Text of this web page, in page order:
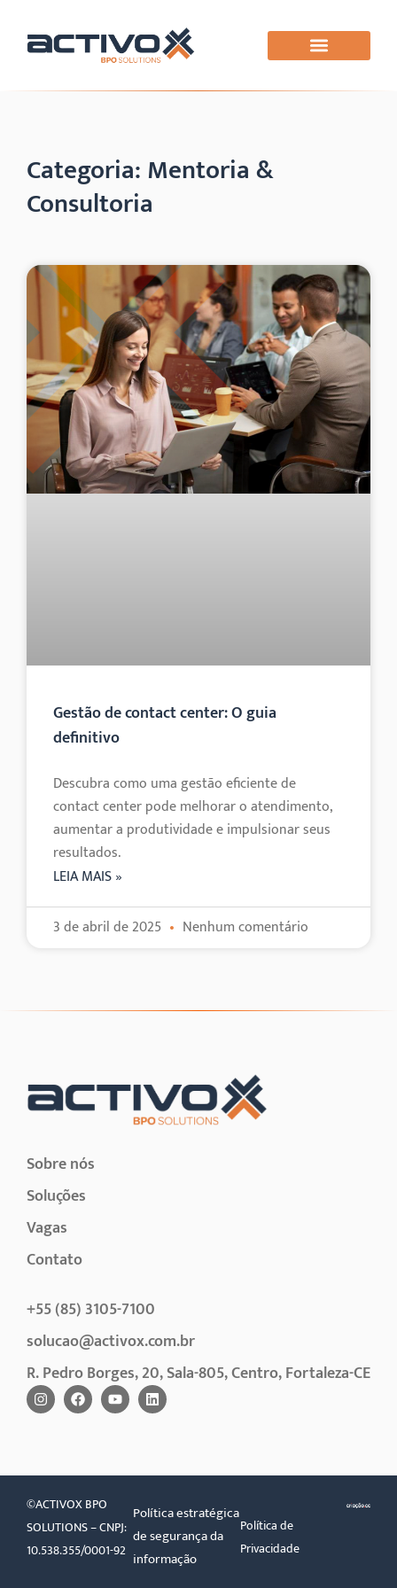
Categoria: Mentoria &
Consultoria
Gestão de contact center: O guia
definitivo
Descubra como uma gestão eficiente de
contact center pode melhorar o atendimento,
aumentar a produtividade e impulsionar seus
resultados.
LEIA MAIS »
3 de abril de 2025 Nenhum comentário
Sobre nós
Soluções
Vagas
Contato
+55 (85) 3105-7100
solucao@activox.com.br
R. Pedro Borges, 20, Sala-805, Centro, Fortaleza-CE
©ACTIVOX BPO
SOLUTIONS – CNPJ:
10.538.355/0001-92
Política estratégica
de segurança da
informação
Política de
Privacidade